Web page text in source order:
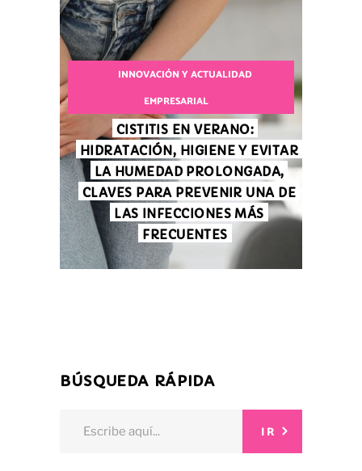
INNOVACIÓN Y ACTUALIDAD
EMPRESARIAL
CISTITIS EN VERANO:
HIDRATACIÓN, HIGIENE Y EVITAR
LA HUMEDAD PROLONGADA,
CLAVES PARA PREVENIR UNA DE
LAS INFECCIONES MÁS
FRECUENTES
BÚSQUEDA RÁPIDA
IR